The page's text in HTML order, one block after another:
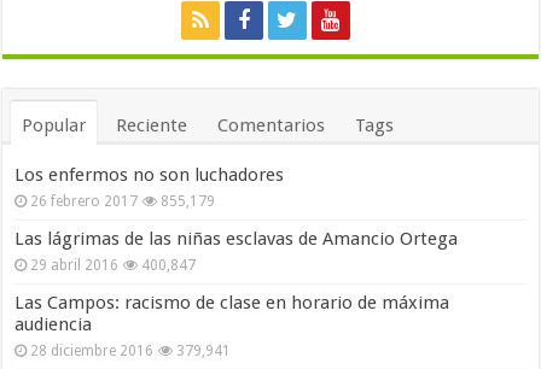
Popular Reciente Comentarios Tags
Los enfermos no son luchadores
26 febrero 2017 855,179
Las lágrimas de las niñas esclavas de Amancio Ortega
29 abril 2016 400,847
Las Campos: racismo de clase en horario de máxima
audiencia
28 diciembre 2016 379,941